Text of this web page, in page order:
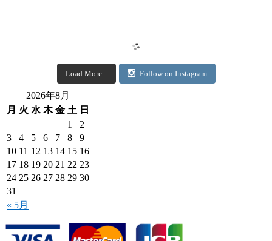
Load More... Follow on Instagram
2026年8月
月 火 水 木 金 土 日
« 5月
1
2
3
4 5 6 7 8
9
10 11 12 13 14 15 16
17 18 19 20 21 22 23
24 25 26 27 28 29 30
31